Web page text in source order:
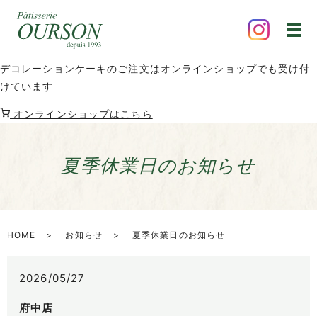
デコレーションケーキのご注文はオンラインショップでも受け付
けています
オンラインショップはこちら
夏季休業日のお知らせ
HOME お知らせ 夏季休業日のお知らせ
2026/05/27
府中店